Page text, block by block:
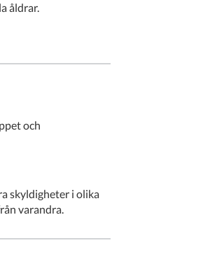
åldrar.
och
skyldigheter i olika
varandra.